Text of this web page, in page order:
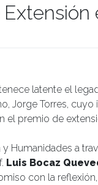
latente el
Jorge Torres,
el premio de
Humanidades a
Luis Bocaz
con la